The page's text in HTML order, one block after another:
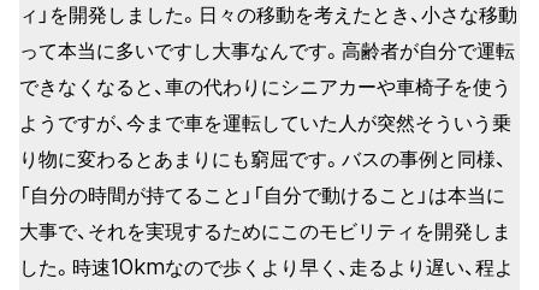
ィ」を開発しました。日々の移動を考えたとき、小さな移動
って本当に多いですし大事なんです。高齢者が自分で運転
できなくなると、車の代わりにシニアカーや車椅子を使う
ようですが、今まで車を運転していた人が突然そういう乗
り物に変わるとあまりにも窮屈です。バスの事例と同様、
「自分の時間が持てること」「自分で動けること」は本当に
大事で、それを実現するためにこのモビリティを開発しま
した。時速10kmなので歩くより早く、走るより遅い、程よ